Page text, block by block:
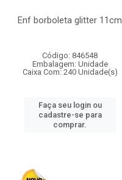
Enf borboleta glitter 11cm
Código: 846548
Embalagem: Unidade
Caixa Com: 240 Unidade(s)
Faça seu login ou
cadastre-se para
comprar.